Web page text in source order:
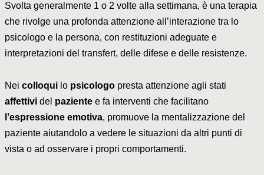
Svolta generalmente 1 o 2 volte alla settimana, è una terapia
che rivolge una profonda attenzione all’interazione tra lo
psicologo e la persona, con restituzioni adeguate e
interpretazioni del transfert, delle difese e delle resistenze.
Nei colloquilo psicologo presta attenzione agli stati
affettivi del paziente e fa interventi che facilitano
l’espressione emotiva, promuove la mentalizzazione del
paziente aiutandolo a vedere le situazioni da altri punti di
vista o ad osservare i propri comportamenti.